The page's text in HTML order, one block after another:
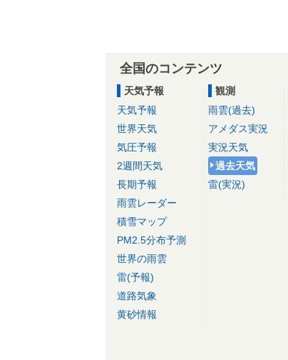
全国のコンテンツ
天気予報
天気予報
世界天気
気圧予報
2週間天気
長期予報
雨雲レーダー
積雪マップ
PM2.5分布予測
世界の雨雲
雷(予報)
道路気象
黄砂情報
観測
雨雲(過去)
アメダス実況
実況天気
過去天気
雷(実況)